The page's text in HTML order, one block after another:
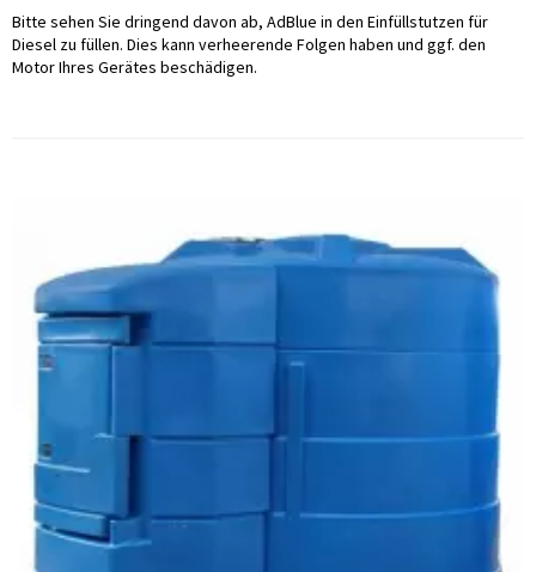
Bitte sehen Sie dringend davon ab, AdBlue in den Einfüllstutzen für
Diesel zu füllen. Dies kann verheerende Folgen haben und ggf. den
Motor Ihres Gerätes beschädigen.